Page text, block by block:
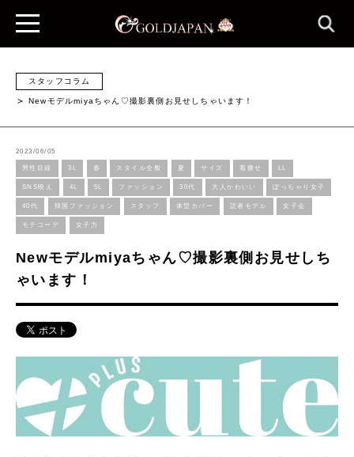
スタッフコラム
Newモデルmiyaちゃん♡撮影裏側お見せしちゃいます！
2023/06/05
男性目線 3L 春 スタイル全般 夏 サイズ 着痩せ LL
SNS映え 4L 5L ファッション 30代 大人かわいい ぽっちゃり女子
40代 韓国ファッション スタッフ 体型カバー 読者モデル 女子会
モテコーデ 女子力
Newモデルmiyaちゃん♡撮影裏側お見せしち
ゃいます！